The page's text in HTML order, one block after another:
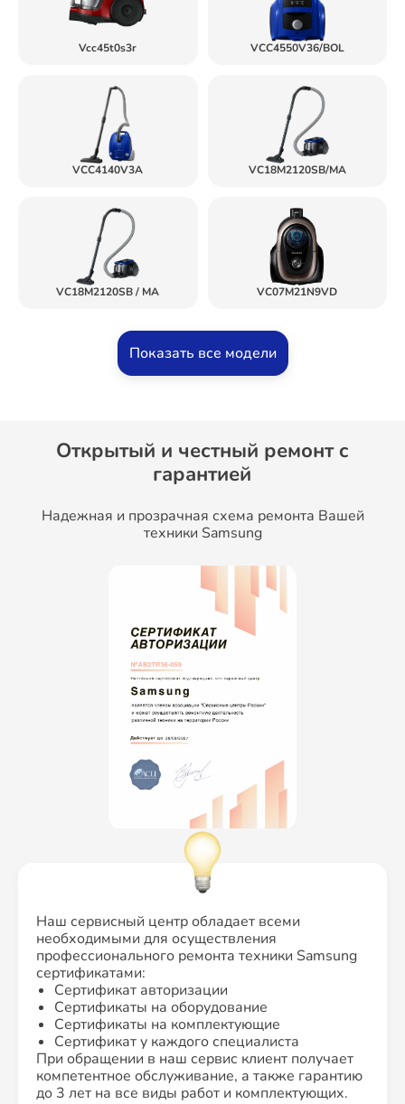
Vcc45t0s3r VCC4550V36/BOL
VCC4140V3A VC18M2120SB/MA
VC18M2120SB / MA VC07M21N9VD
Показать все модели
Открытый и честный ремонт c
гарантией
Надежная и прозрачная схема ремонта Вашей
техники Samsung
Наш сервисный центр обладает всеми
необходимыми для осуществления
профессионального ремонта техники Samsung
сертификатами:
Сертификат авторизации
Сертификаты на оборудование
Сертификаты на комплектующие
Сертификат у каждого специалиста
При обращении в наш сервис клиент получает
компетентное обслуживание, а также гарантию
до 3 лет на все виды работ и комплектующих.